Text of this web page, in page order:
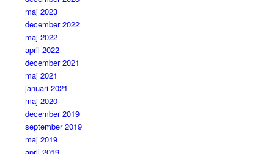
maj 2023
december 2022
maj 2022
april 2022
december 2021
maj 2021
januari 2021
maj 2020
december 2019
september 2019
maj 2019